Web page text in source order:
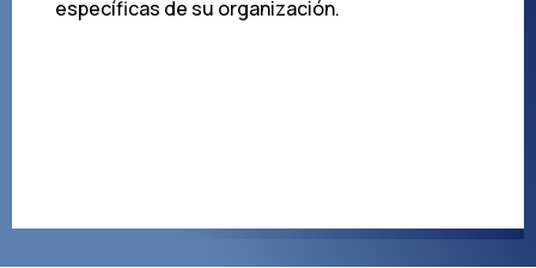
específicas de su organización.